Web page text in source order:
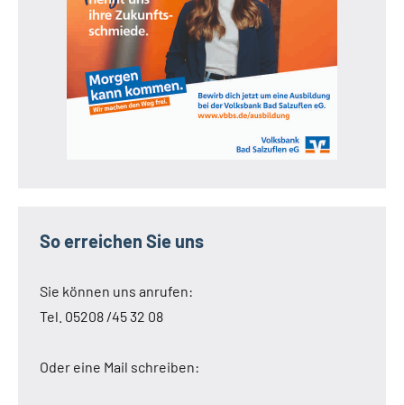
So erreichen Sie uns
Sie können uns anrufen:
Tel. 05208 /45 32 08
Oder eine Mail schreiben: